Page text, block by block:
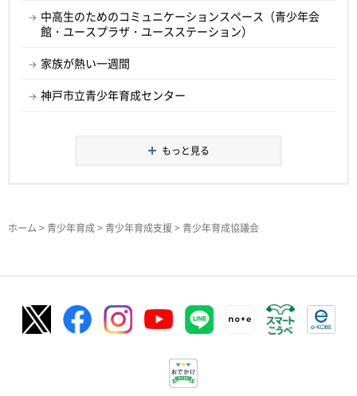
中高生のためのコミュニケーションスペース（青少年会
館・ユースプラザ・ユースステーション）
家族が熱い一週間
神戸市立青少年育成センター
もっと見る
ホーム > 青少年育成> 青少年育成支援> 青少年育成協議会